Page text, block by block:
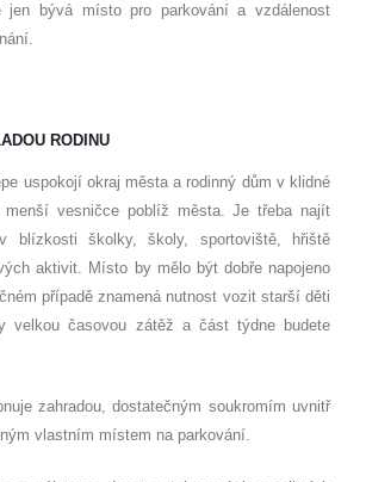
jen bývá místo pro parkování a vzdálenost
RODINU
uspokojí okraj města a rodinný dům v klidné
vesničce poblíž města. Je třeba najít
blízkosti školky, školy, sportoviště, hřiště
aktivit. Místo by mělo být dobře napojeno
případě znamená nutnost vozit starší děti
velkou časovou zátěž a část týdne budete
zahradou, dostatečným soukromím uvnitř
vlastním místem na parkování.